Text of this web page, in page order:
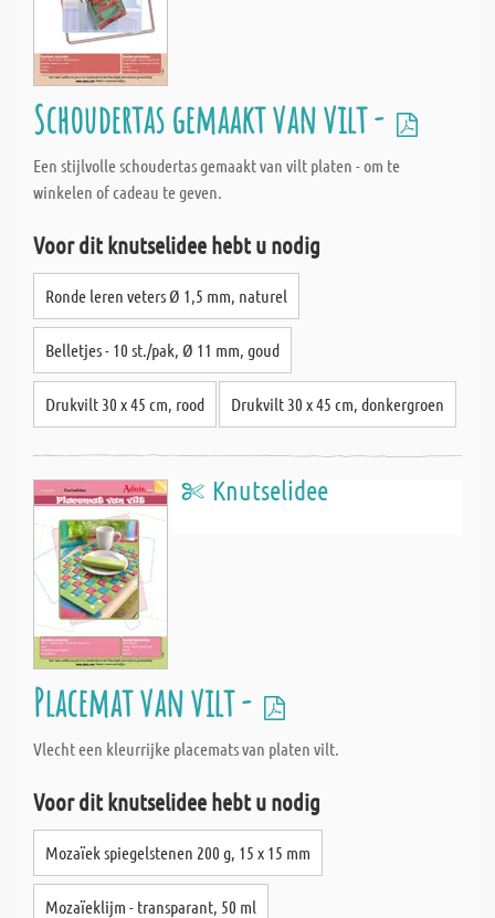
Schoudertas gemaakt van vilt -
Een stijlvolle schoudertas gemaakt van vilt platen - om te
winkelen of cadeau te geven.
Voor dit knutselidee hebt u nodig
Ronde leren veters Ø 1,5 mm, naturel
Belletjes - 10 st./pak, Ø 11 mm, goud
Drukvilt 30 x 45 cm, rood Drukvilt 30 x 45 cm, donkergroen
Knutselidee
Placemat van vilt -
Vlecht een kleurrijke placemats van platen vilt.
Voor dit knutselidee hebt u nodig
Mozaïek spiegelstenen 200 g, 15 x 15 mm
Mozaïeklijm - transparant, 50 ml